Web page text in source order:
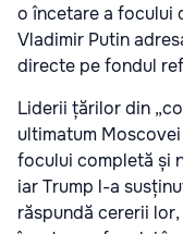
o încetare a focului
Vladimir Putin
directe pe fondul
Liderii țărilor din
ultimatum
focului completă și
iar Trump l-a
răspundă cererii